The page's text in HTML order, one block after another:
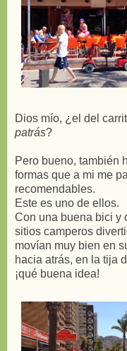
Dios mío, ¿el del
patrás?
Pero bueno, también
formas que a mi me
recomendables.
Este es uno de ellos.
Con una buena bici y
sitios camperos
movían muy bien en
hacia atrás, en la tija
¡qué buena idea!